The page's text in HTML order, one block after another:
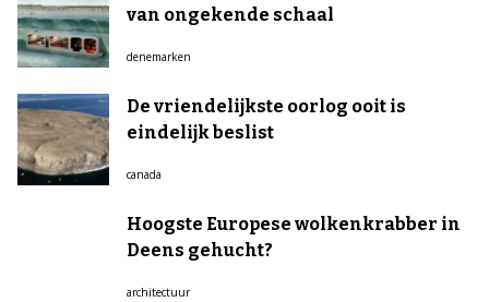
van ongekende schaal
denemarken
De vriendelijkste oorlog ooit is
eindelijk beslist
canada
Hoogste Europese wolkenkrabber in
Deens gehucht?
architectuur